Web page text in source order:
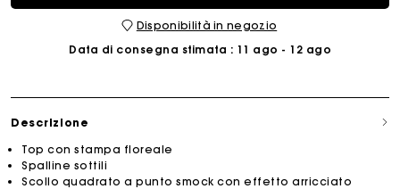
Disponibilità in negozio
Data di consegna stimata : 11 ago - 12 ago
Descrizione
Top con stampa floreale
Spalline sottili
Scollo quadrato a punto smock con effetto arricciato